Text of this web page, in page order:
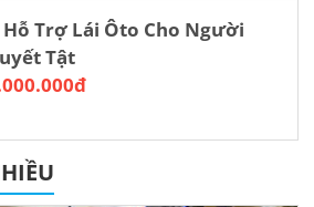
Hỗ Trợ Lái Ôto Cho Người
Tật